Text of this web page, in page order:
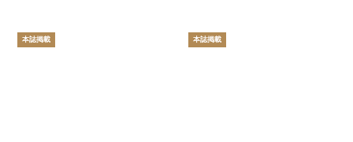
本誌掲載 本誌掲載